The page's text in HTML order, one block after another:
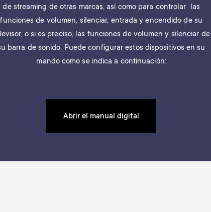
de streaming de otras marcas, así como para controlar las
funciones de volumen, silenciar, entrada y encendido de su
o si es preciso, las funciones de volumen y silenciar de
barra de sonido. Puede configurar estos dispositivos en su
mando como se indica a continuación:
Abrir el manual digital